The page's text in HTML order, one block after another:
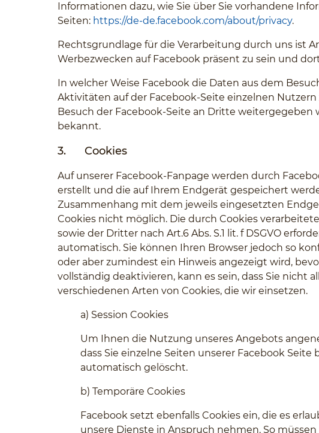
Informationen dazu, wie Sie über Sie vorhandene
Seiten: https://de-de.facebook.com/about/privacy.
Rechtsgrundlage für die Verarbeitung durch uns ist
Werbezwecken auf Facebook präsent zu sein und
In welcher Weise Facebook die Daten aus dem
Aktivitäten auf der Facebook-Seite einzelnen
Besuch der Facebook-Seite an Dritte
bekannt.
3. Cookies
Auf unserer Facebook-Fanpage werden durch
erstellt und die auf Ihrem Endgerät gespeichert
Zusammenhang mit dem jeweils eingesetzten
Cookies nicht möglich. Die durch Cookies
sowie der Dritter nach Art.6 Abs. S.1 lit. f DSGVO
automatisch. Sie können Ihren Browser jedoch so
oder aber zumindest ein Hinweis angezeigt wird,
vollständig deaktivieren, kann es sein, dass Sie
verschiedenen Arten von Cookies, die wir einsetzen.
a) Session Cookies
Um Ihnen die Nutzung unseres Angebots
dass Sie einzelne Seiten unserer Facebook
automatisch gelöscht.
b) Temporäre Cookies
Facebook setzt ebenfalls Cookies ein, die es
unsere Dienste in Anspruch nehmen. So